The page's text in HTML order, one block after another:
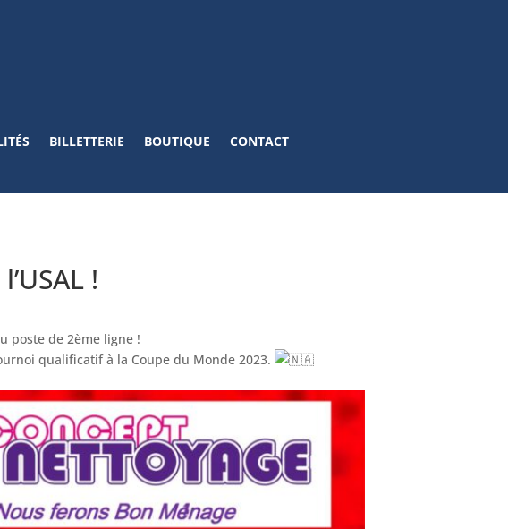
BILLETTERIE BOUTIQUE CONTACT
!
poste de 2ème ligne !
qualificatif à la Coupe du Monde 2023.